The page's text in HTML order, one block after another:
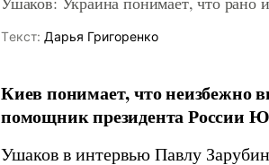
Tекст: Дарья Григоренко
Киев понимает, что неизбежно
помощник президента России
Ушаков в интервью Павлу